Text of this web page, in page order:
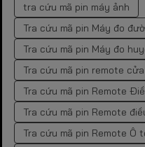
tra cứu mã pin máy ảnh
Tra cứu mã pin Máy đo
Tra cứu mã pin Máy đo
Tra cứu mã pin remote
Tra cứu mã pin Remote
Tra cứu mã pin Remote
Tra cứu mã pin Remote Ô